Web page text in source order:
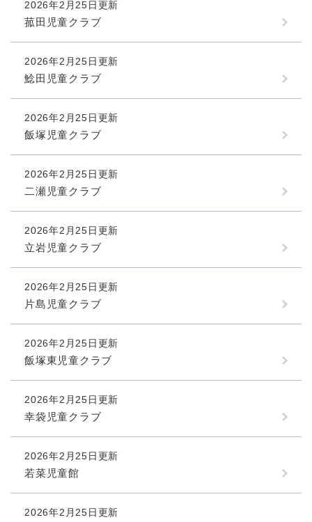
2026年2月25日更新
菰田児童クラブ
2026年2月25日更新
鯰田児童クラブ
2026年2月25日更新
飯塚児童クラブ
2026年2月25日更新
二瀬児童クラブ
2026年2月25日更新
立岩児童クラブ
2026年2月25日更新
片島児童クラブ
2026年2月25日更新
飯塚東児童クラブ
2026年2月25日更新
幸袋児童クラブ
2026年2月25日更新
若菜児童館
2026年2月25日更新